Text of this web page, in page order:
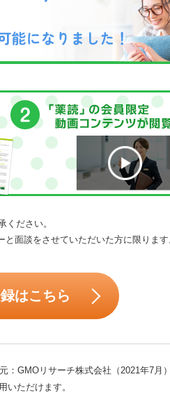
ださい。
面談をさせていただいた方に限ります
はこちら
GMOリサーチ株式会社（2021年7月）
いただけます。